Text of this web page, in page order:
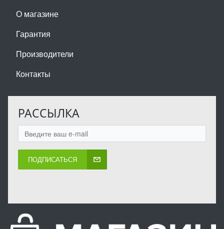
О магазине
Гарантия
Производители
Контакты
РАССЫЛКА
ПОДПИСАТЬСЯ